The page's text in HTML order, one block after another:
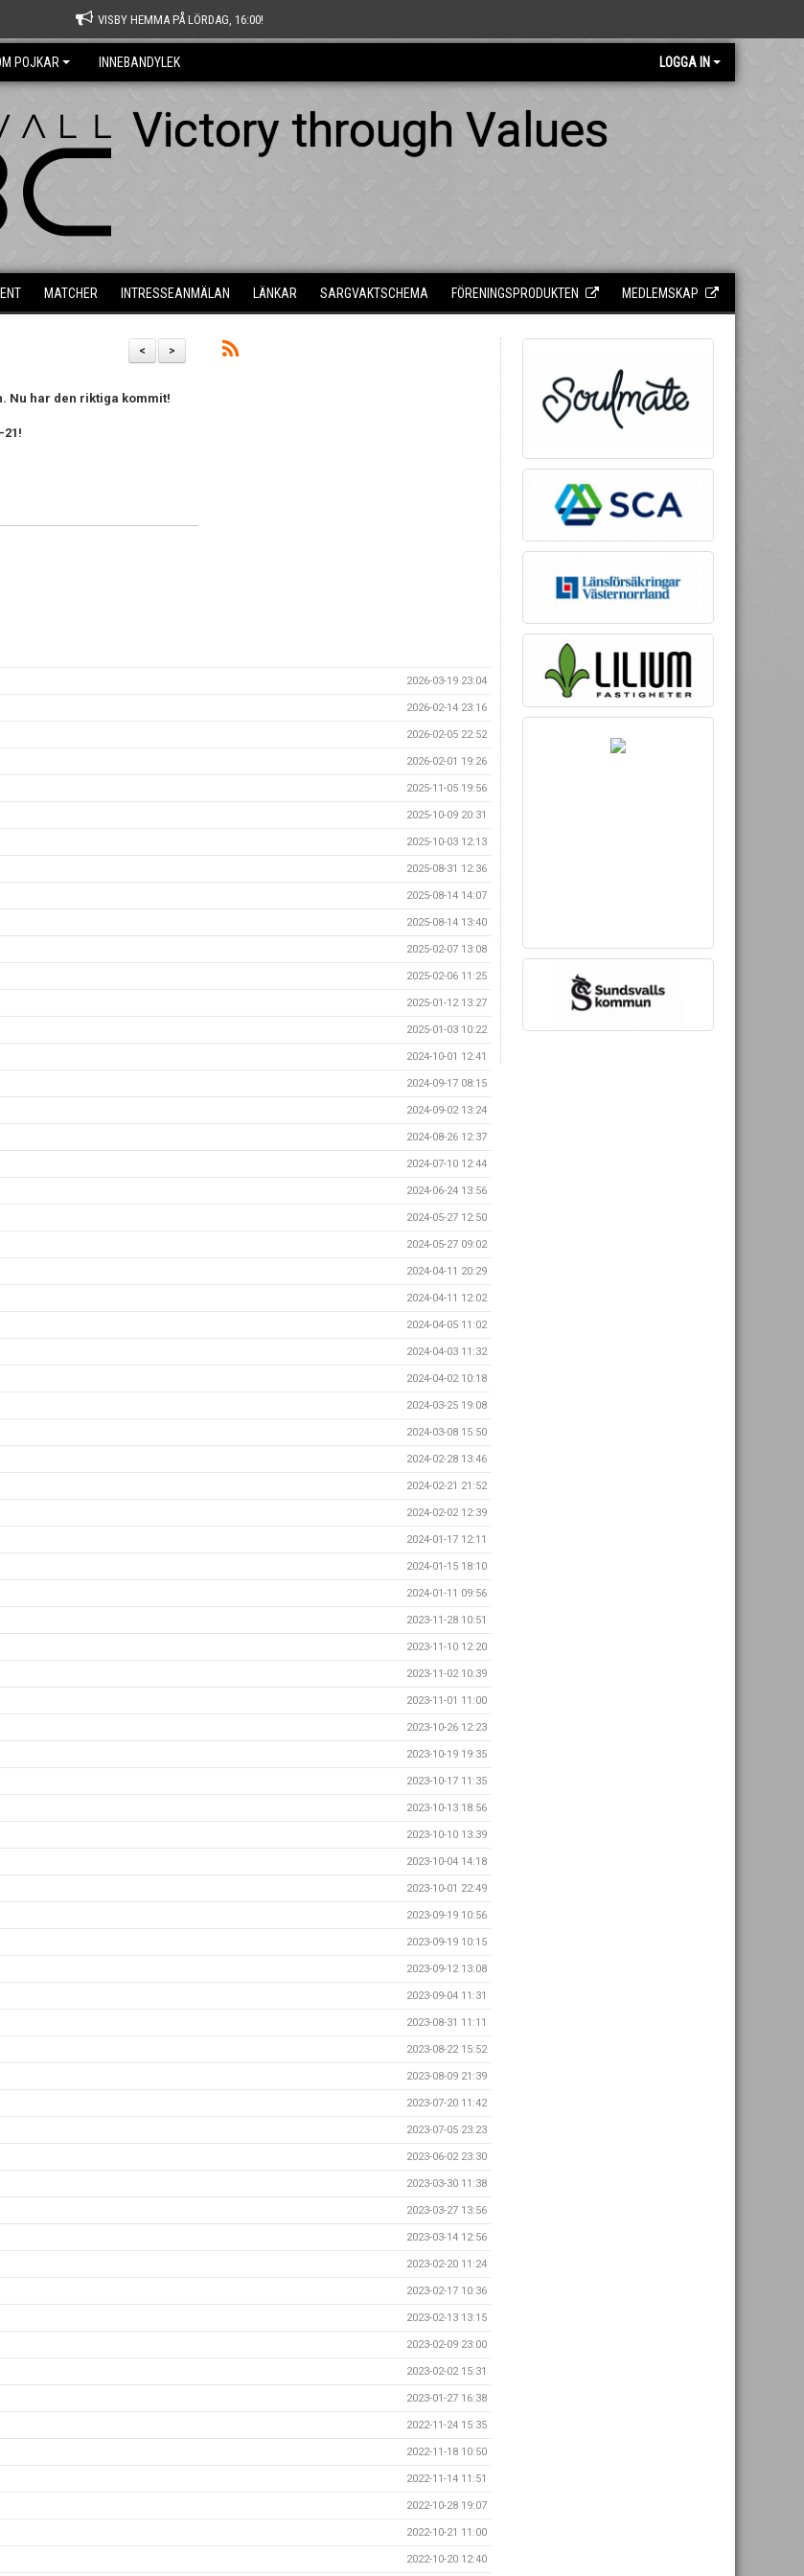
VISBY HEMMA PÅ LÖRDAG, 16:00!
POJKAR INNEBANDYLEK LOGGA IN
Victory through Values
MATCHER INTRESSEANMÄLAN LÄNKAR SARGVAKTSCHEMA FÖRENINGSPRODUKTEN MEDLEMSKAP
>
<
Nu har den riktiga kommit!
21!
2026-03-19 23:04
2026-02-14 23:16
2026-02-05 22:52
2026-02-01 19:26
2025-11-05 19:56
2025-10-09 20:31
2025-10-03 12:13
2025-08-31 12:36
2025-08-14 14:07
2025-08-14 13:40
2025-02-07 13:08
2025-02-06 11:25
2025-01-12 13:27
2025-01-03 10:22
2024-10-01 12:41
2024-09-17 08:15
2024-09-02 13:24
2024-08-26 12:37
2024-07-10 12:44
2024-06-24 13:56
2024-05-27 12:50
2024-05-27 09:02
2024-04-11 20:29
2024-04-11 12:02
2024-04-05 11:02
2024-04-03 11:32
2024-04-02 10:18
2024-03-25 19:08
2024-03-08 15:50
2024-02-28 13:46
2024-02-21 21:52
2024-02-02 12:39
2024-01-17 12:11
2024-01-15 18:10
2024-01-11 09:56
2023-11-28 10:51
2023-11-10 12:20
2023-11-02 10:39
2023-11-01 11:00
2023-10-26 12:23
2023-10-19 19:35
2023-10-17 11:35
2023-10-13 18:56
2023-10-10 13:39
2023-10-04 14:18
2023-10-01 22:49
2023-09-19 10:56
2023-09-19 10:15
2023-09-12 13:08
2023-09-04 11:31
2023-08-31 11:11
2023-08-22 15:52
2023-08-09 21:39
2023-07-20 11:42
2023-07-05 23:23
2023-06-02 23:30
2023-03-30 11:38
2023-03-27 13:56
2023-03-14 12:56
2023-02-20 11:24
2023-02-17 10:36
2023-02-13 13:15
2023-02-09 23:00
2023-02-02 15:31
2023-01-27 16:38
2022-11-24 15:35
2022-11-18 10:50
2022-11-14 11:51
2022-10-28 19:07
2022-10-21 11:00
2022-10-20 12:40